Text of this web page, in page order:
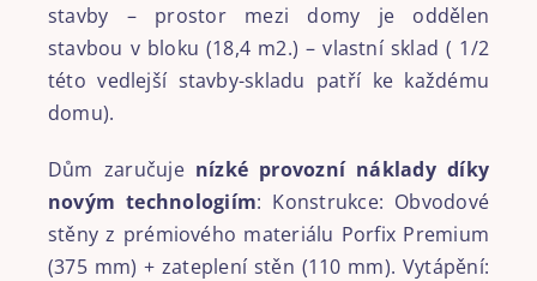
stavby – prostor mezi domy je oddělen
stavbou v bloku (18,4 m2.) – vlastní sklad ( 1/2
této vedlejší stavby-skladu patří ke každému
domu).
Dům zaručuje nízké provozní náklady díky
novým technologiím: Konstrukce: Obvodové
stěny z prémiového materiálu Porfix Premium
(375 mm) + zateplení stěn (110 mm). Vytápění: